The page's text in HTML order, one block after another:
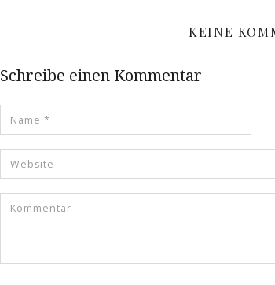
KEINE
Schreibe einen Kommentar